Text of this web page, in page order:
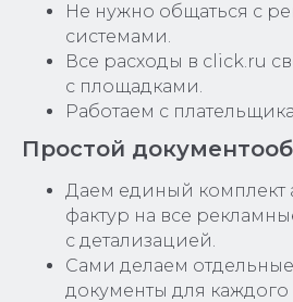
Не нужно общаться с
системами.
Все расходы в click.ru
с площадками.
Работаем с
Простой
Даем единый комплект
фактур на все
с детализацией.
Сами делаем
документы для